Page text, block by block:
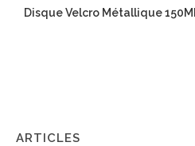
Disque Velcro Métallique
ARTICLES